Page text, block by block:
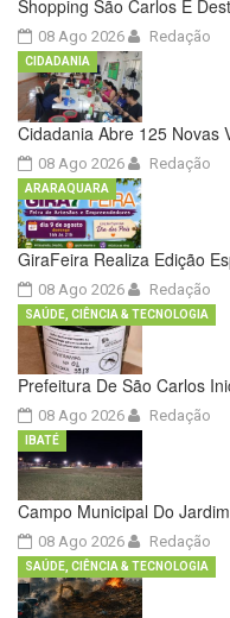
Shopping São Carlos É
08 Ago 2026 Redação
Cidadania Abre 125 Novas
08 Ago 2026
CIDADANIA
Redação
GiraFeira Realiza Edição
08 Ago 2026
ARARAQUARA
Redação
Prefeitura De São Carlos
08 Ago 2026
SAÚDE, CIÊNCIA & TECNOLOGIA
Redação
Campo Municipal Do
08 Ago 2026
IBATÉ
Redação
SAÚDE, CIÊNCIA & TECNOLOGIA